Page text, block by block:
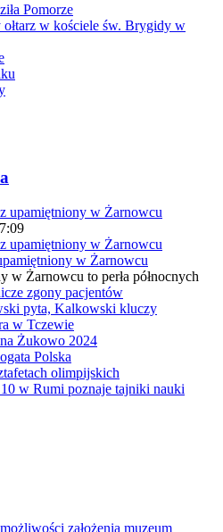
Pomorze
w kościele św. Brygidy w
w Żarnowcu
w Żarnowcu to perła północnych
zgony pacjentów
pyta, Kalkowski kluczy
w Tczewie
Żukowo 2024
Polska
olimpijskich
w Rumi poznaje tajniki nauki